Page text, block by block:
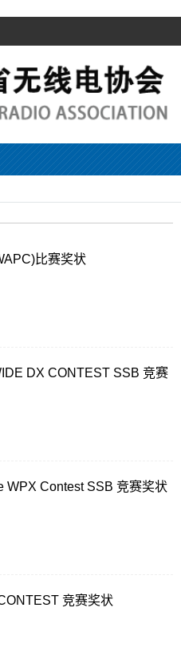
比赛奖状
DX CONTEST SSB 竞赛
WPX Contest SSB 竞赛奖状
竞赛奖状